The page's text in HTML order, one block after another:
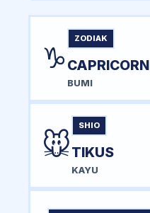
♑
ZODIAK
CAPRICORN
BUMI
🐭
SHIO
TIKUS
KAYU